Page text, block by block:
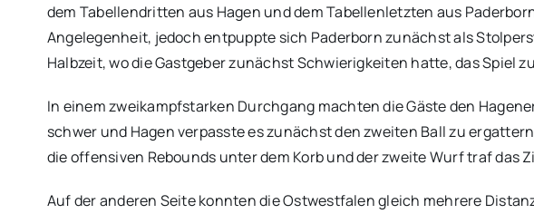
dem Tabellendritten aus Hagen und dem Tabellenletzten aus
Angelegenheit, jedoch entpuppte sich Paderborn zunächst als
Halbzeit, wo die Gastgeber zunächst Schwierigkeiten hatte, das Spiel
In einem zweikampfstarken Durchgang machten die Gäste den
schwer und Hagen verpasste es zunächst den zweiten Ball zu
die offensiven Rebounds unter dem Korb und der zweite Wurf traf das
Auf der anderen Seite konnten die Ostwestfalen gleich mehrere